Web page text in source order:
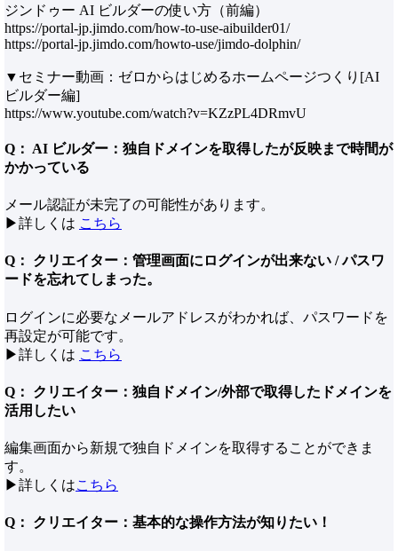
ジンドゥー AI ビルダーの使い方（前編）
https://portal-jp.jimdo.com/how-to-use-aibuilder01/
https://portal-jp.jimdo.com/howto-use/jimdo-dolphin/
▼セミナー動画：ゼロからはじめるホームページつくり[AI
ビルダー編]
https://www.youtube.com/watch?v=KZzPL4DRmvU
Q： AI ビルダー：独自ドメインを取得したが反映まで時間が
かかっている
メール認証が未完了の可能性があります。
▶︎詳しくは こちら
Q： クリエイター：管理画面にログインが出来ない / パスワ
ードを忘れてしまった。
ログインに必要なメールアドレスがわかれば、パスワードを
再設定が可能です。
▶詳しくは こちら
Q： クリエイター：独自ドメイン/外部で取得したドメインを
活用したい
編集画面から新規で独自ドメインを取得することができま
す。
▶詳しくはこちら
Q： クリエイター：基本的な操作方法が知りたい！